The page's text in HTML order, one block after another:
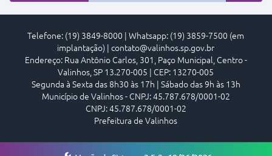
Telefone: (19) 3849-8000 | Whatsapp: (19) 3859-7500 (em
implantação) | contato@valinhos.sp.gov.br
Endereço: Rua Antônio Carlos, 301, Paço Municipal, Centro -
Valinhos, SP 13.270-005 | CEP: 13270-005
Segunda à Sexta das 8h30 às 17h | Sábado das 9h às 13h
Município de Valinhos - CNPJ: 45.787.678/0001-02
CNPJ: 45.787.678/0001-02
Prefeitura de Valinhos